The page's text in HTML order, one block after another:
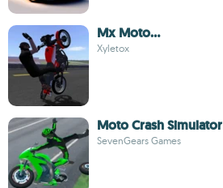
Mx Moto...
Xyletox
Moto Crash Simulator
SevenGears Games